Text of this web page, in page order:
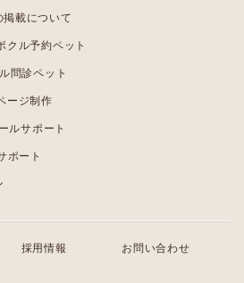
掲載について
クル予約ペット
問診ペット
ージ制作
ルサポート
ポート
採用情報 お問い合わせ